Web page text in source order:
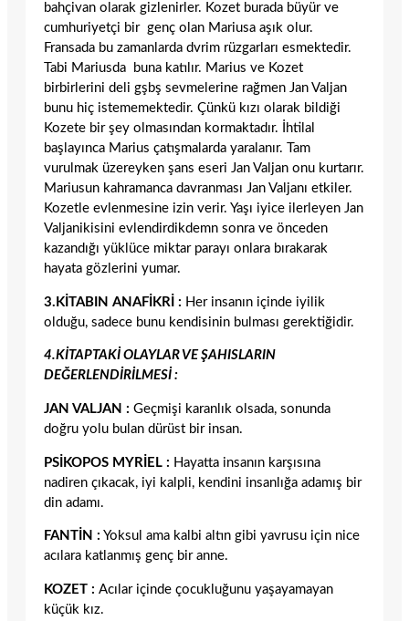
bahçivan olarak gizlenirler. Kozet burada büyür ve
cumhuriyetçi bir genç olan Mariusa aşık olur.
Fransada bu zamanlarda dvrim rüzgarları esmektedir.
Tabi Mariusda buna katılır. Marius ve Kozet
birbirlerini deli gşbş sevmelerine rağmen Jan Valjan
bunu hiç istememektedir. Çünkü kızı olarak bildiği
Kozete bir şey olmasından kormaktadır. İhtilal
başlayınca Marius çatışmalarda yaralanır. Tam
vurulmak üzereyken şans eseri Jan Valjan onu kurtarır.
Mariusun kahramanca davranması Jan Valjanı etkiler.
Kozetle evlenmesine izin verir. Yaşı iyice ilerleyen Jan
Valjanikisini evlendirdikdemn sonra ve önceden
kazandığı yüklüce miktar parayı onlara bırakarak
hayata gözlerini yumar.
3.KİTABIN ANAFİKRİ : Her insanın içinde iyilik
olduğu, sadece bunu kendisinin bulması gerektiğidir.
4.KİTAPTAKİ OLAYLAR VE ŞAHISLARIN
DEĞERLENDİRİLMESİ :
JAN VALJAN : Geçmişi karanlık olsada, sonunda
doğru yolu bulan dürüst bir insan.
PSİKOPOS MYRİEL : Hayatta insanın karşısına
nadiren çıkacak, iyi kalpli, kendini insanlığa adamış bir
din adamı.
FANTİN : Yoksul ama kalbi altın gibi yavrusu için nice
acılara katlanmış genç bir anne.
KOZET : Acılar içinde çocukluğunu yaşayamayan
küçük kız.